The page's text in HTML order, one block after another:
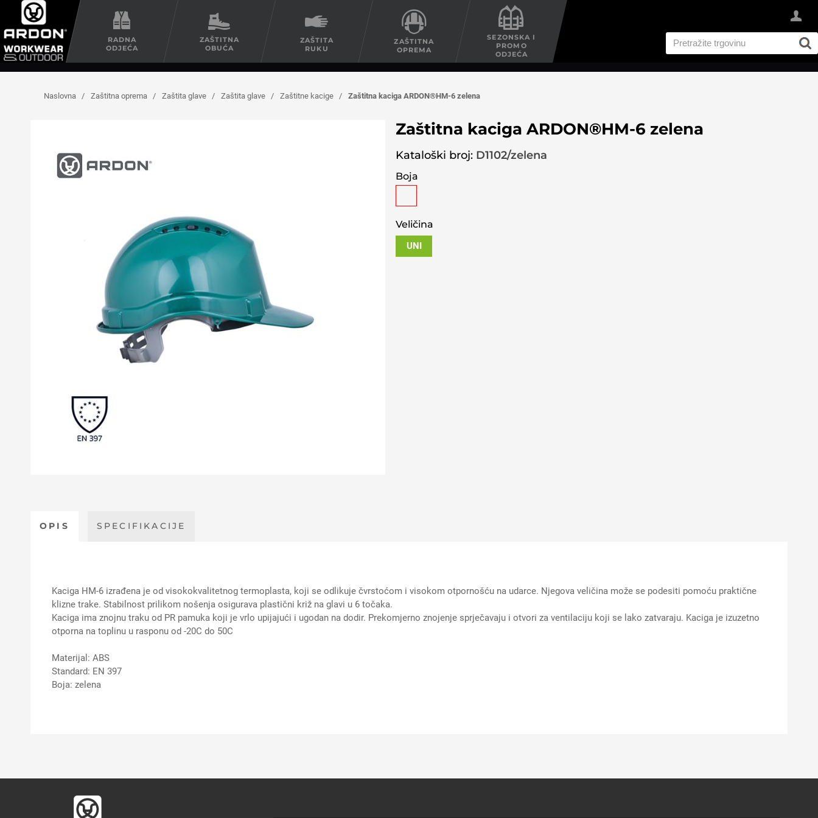
RADNA
ODJEĆA
ZAŠTITNA
OBUĆA
ZAŠTITA
RUKU
ZAŠTITNA
OPREMA
SEZONSKA I
PROMO
ODJEĆA
Naslovna / Zaštitna oprema / Zaštita glave / Zaštita glave / Zaštitne kacige / Zaštitna kaciga ARDON®HM-6 zelena
Zaštitna kaciga ARDON®HM-6 zelena
Kataloški broj: D1102/zelena
Boja
Veličina
UNI
OPIS SPECIFIKACIJE
Kaciga HM-6 izrađena je od visokokvalitetnog termoplasta, koji se odlikuje čvrstoćom i visokom otpornošću na udarce. Njegova veličina može se podesiti pomoću praktične
klizne trake. Stabilnost prilikom nošenja osigurava plastični križ na glavi u 6 točaka.
Kaciga ima znojnu traku od PR pamuka koji je vrlo upijajući i ugodan na dodir. Prekomjerno znojenje sprječavaju i otvori za ventilaciju koji se lako zatvaraju. Kaciga je izuzetno
otporna na toplinu u rasponu od -20C do 50C
Materijal: ABS
Standard: EN 397
Boja: zelena